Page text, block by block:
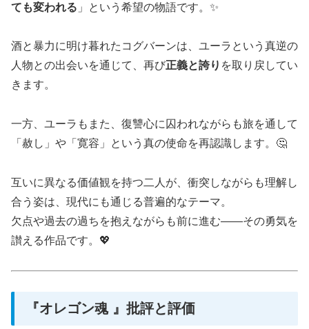
ても変われる 」という希望の物語です。✨
酒と暴力に明け暮れたコグバーンは、ユーラという真逆の
人物との出会いを通じて、再び正義と誇り を取り戻してい
きます。
一方、ユーラもまた、復讐心に囚われながらも旅を通して
「赦し」や「寛容」という真の使命を再認識します。🤔
互いに異なる価値観を持つ二人が、衝突しながらも理解し
合う姿は、現代にも通じる普遍的なテーマ。
欠点や過去の過ちを抱えながらも前に進む――その勇気を
讃える作品です。💖
『オレゴン魂 』批評と評価